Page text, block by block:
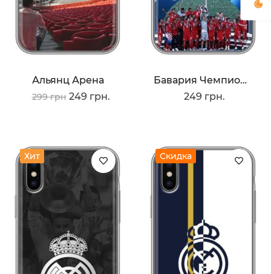
Альянц Арена
299 грн 249 грн.
Бавария Чемпионы
249 грн.
Хит Скидка